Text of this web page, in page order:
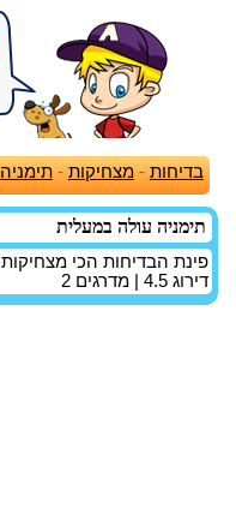
בדיחות -מצחיקות -
תימניה עולה במעלית
פינת הבדיחות הכי
דירוג 4.5 | מדרגים 2